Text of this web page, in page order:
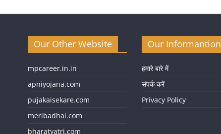
Our Other Website
mpcareer.in.in
apniyojana.com
pujakaisekare.com
meribadhai.com
bharatyatri.com
Our Informantion
हमारे बारे में
संपर्क करें
Privacy Policy